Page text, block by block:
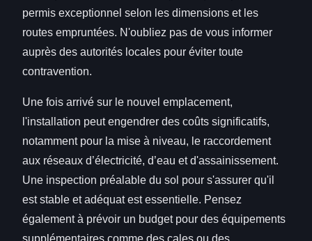
permis exceptionnel selon les dimensions et les
routes empruntées. N'oubliez pas de vous informer
auprès des autorités locales pour éviter toute
contravention.
Une fois arrivé sur le nouvel emplacement,
l'installation peut engendrer des coûts significatifs,
notamment pour la mise à niveau, le raccordement
aux réseaux d’électricité, d’eau et d'assainissement.
Une inspection préalable du sol pour s'assurer qu'il
est stable et adéquat est essentielle. Pensez
également à prévoir un budget pour des équipements
supplémentaires comme des cales ou des